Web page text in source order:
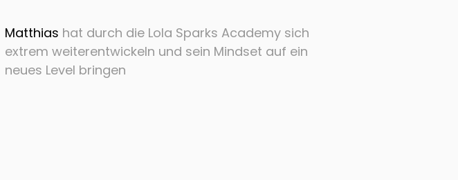
Matthias hat durch die Lola Sparks Academy sich
extrem weiterentwickeln und sein Mindset auf ein
neues Level bringen